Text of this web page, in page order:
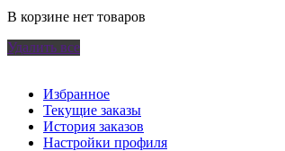
В корзине нет товаров
Удалить все
Избранное
Текущие заказы
История заказов
Настройки профиля